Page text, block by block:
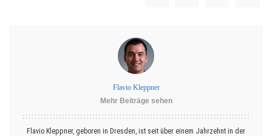
Flavio Kleppner
Mehr Beiträge sehen
Flavio Kleppner, geboren in Dresden, ist seit über einem Jahrzehnt in der